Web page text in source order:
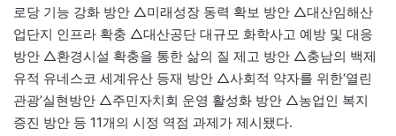
로당 기능 강화 방안 △미래성장 동력 확보 방안 △대산임해산
업단지 인프라 확충 △대산공단 대규모 화학사고 예방 및 대응
방안 △환경시설 확충을 통한 삶의 질 제고 방안 △충남의 백제
유적 유네스코 세계유산 등재 방안 △사회적 약자를 위한‘열린
관광’실현방안 △주민자치회 운영 활성화 방안 △농업인 복지
증진 방안 등 11개의 시정 역점 과제가 제시됐다.